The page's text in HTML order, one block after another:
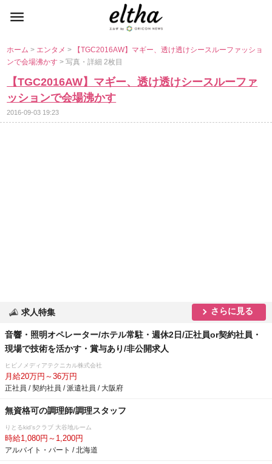
ホーム> エンタメ>
【TGC2016AW】マギー、透け透けシースルーファッショ
ンで会場沸かす> 写真・詳細 2枚目
【TGC2016AW】マギー、透け透けシースルーファ
ッションで会場沸かす
2016-09-03 19:23
求人特集 さらに見る
音響・照明オペレーター/ホテル常駐・週休2日/正社員or契約社員・
現場で技術を活かす・賞与あり/非公開求人
ヒビノメディアテクニカル株式会社
月給20万円～36万円
正社員 / 契約社員 / 派遣社員 / 大阪府
無資格可の調理師/調理スタッフ
りとるkid'sクラブ 大谷地ルーム
時給1,080円～1,200円
アルバイト・パート / 北海道